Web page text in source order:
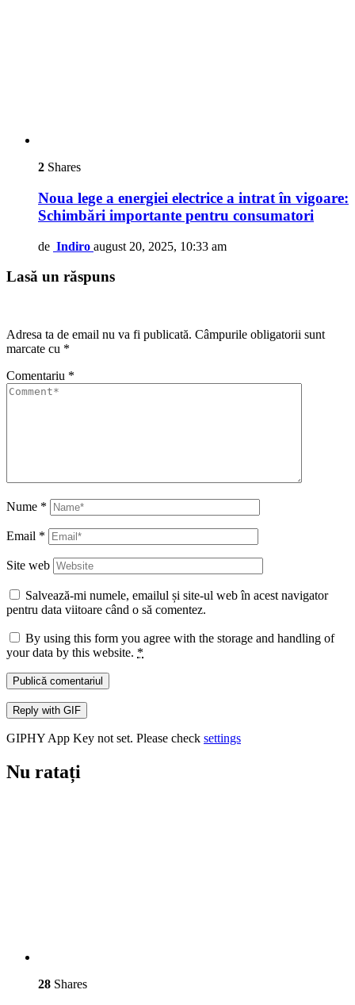
2 Shares
Noua lege a energiei electrice a intrat în vigoare:
Schimbări importante pentru consumatori
de Indiro august 20, 2025, 10:33 am
Lasă un răspuns
Adresa ta de email nu va fi publicată. Câmpurile obligatorii sunt
marcate cu *
Comentariu *
Nume *
Email *
Site web
Salvează-mi numele, emailul și site-ul web în acest navigator
pentru data viitoare când o să comentez.
By using this form you agree with the storage and handling of
your data by this website. *
Publică comentariul
Reply with GIF
GIPHY App Key not set. Please check settings
Nu ratați
28 Shares